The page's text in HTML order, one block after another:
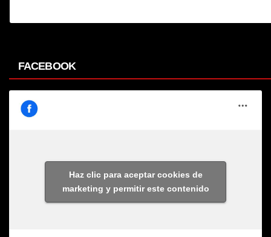
FACEBOOK
Haz clic para aceptar cookies de
marketing y permitir este contenido